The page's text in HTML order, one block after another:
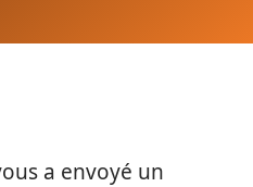
a envoyé un